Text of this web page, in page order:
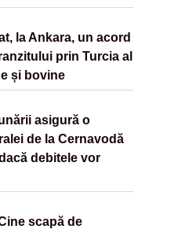
la Ankara, un acord
prin Turcia al
și bovine
asigură o
de la Cernavodă
debitele vor
scapă de